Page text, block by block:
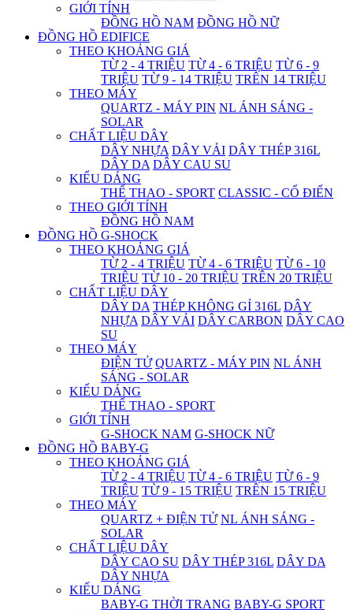
GIỚI TÍNH
ĐỒNG HỒ NAM ĐỒNG HỒ NỮ
ĐỒNG HỒ EDIFICE
THEO KHOẢNG GIÁ
TỪ 2 - 4 TRIỆU TỪ 4 - 6 TRIỆU TỪ 6 - 9
TRIỆU TỪ 9 - 14 TRIỆU TRÊN 14 TRIỆU
THEO MÁY
QUARTZ - MÁY PIN NL ÁNH SÁNG -
SOLAR
CHẤT LIỆU DÂY
DÂY NHỰA DÂY VẢI DÂY THÉP 316L
DÂY DA DÂY CAU SU
KIỂU DÁNG
THỂ THAO - SPORT CLASSIC - CỔ ĐIỂN
THEO GIỚI TÍNH
ĐỒNG HỒ NAM
ĐỒNG HỒ G-SHOCK
THEO KHOẢNG GIÁ
TỪ 2 - 4 TRIỆU TỪ 4 - 6 TRIỆU TỪ 6 - 10
TRIỆU TỪ 10 - 20 TRIỆU TRÊN 20 TRIỆU
CHẤT LIỆU DÂY
DÂY DA THÉP KHÔNG GỈ 316L DÂY
NHỰA DÂY VẢI DÂY CARBON DÂY CAO
SU
THEO MÁY
ĐIỆN TỬ QUARTZ - MÁY PIN NL ÁNH
SÁNG - SOLAR
KIỂU DÁNG
THỂ THAO - SPORT
GIỚI TÍNH
G-SHOCK NAM G-SHOCK NỮ
ĐỒNG HỒ BABY-G
THEO KHOẢNG GIÁ
TỪ 2 - 4 TRIỆU TỪ 4 - 6 TRIỆU TỪ 6 - 9
TRIỆU TỪ 9 - 15 TRIỆU TRÊN 15 TRIỆU
THEO MÁY
QUARTZ + ĐIỆN TỬ NL ÁNH SÁNG -
SOLAR
CHẤT LIỆU DÂY
DÂY CAO SU DÂY THÉP 316L DÂY DA
DÂY NHỰA
KIỂU DÁNG
BABY-G THỜI TRANG BABY-G SPORT